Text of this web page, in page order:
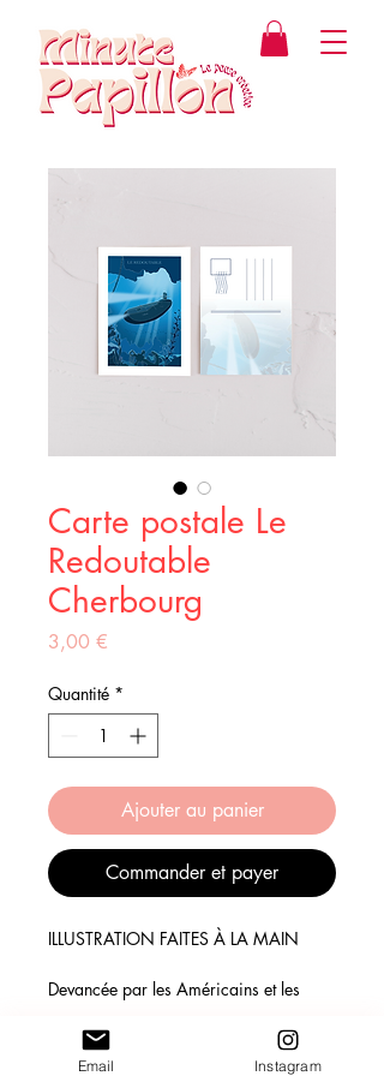
Carte postale Le
Redoutable
Cherbourg
3,00 €
Quantité *
Ajouter au panier
Commander et payer
ILLUSTRATION FAITES À LA MAIN
Devancée par les Américains et les
régner la crainte d’un conflit nucléaire,
la France décide à son tour de doter
Email Instagram